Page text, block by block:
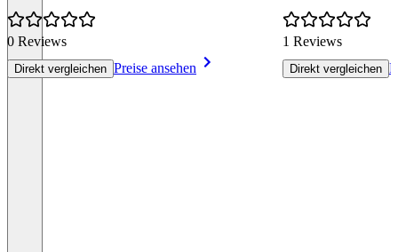
0 Reviews
Direkt vergleichen Preise ansehen
1 Reviews
Direkt vergleichen